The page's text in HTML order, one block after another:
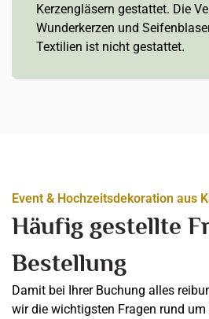
Kerzengläsern gestattet. Die
Wunderkerzen und
Textilien ist nicht gestattet.
Event & Hochzeitsdekoration aus
Häufig gestellte
Bestellung
Damit bei Ihrer Buchung alles
wir die wichtigsten Fragen rund